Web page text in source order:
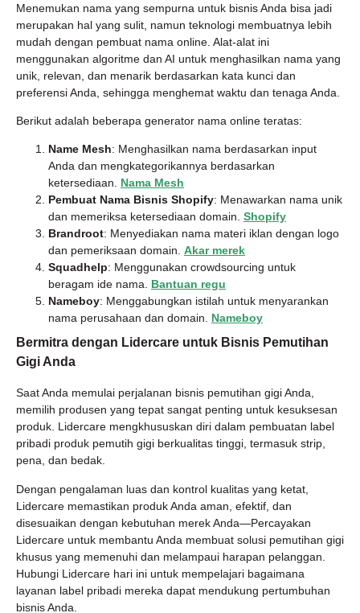
Menemukan nama yang sempurna untuk bisnis Anda bisa jadi
merupakan hal yang sulit, namun teknologi membuatnya lebih
mudah dengan pembuat nama online. Alat-alat ini
menggunakan algoritme dan AI untuk menghasilkan nama yang
unik, relevan, dan menarik berdasarkan kata kunci dan
preferensi Anda, sehingga menghemat waktu dan tenaga Anda.
Berikut adalah beberapa generator nama online teratas:
Name Mesh: Menghasilkan nama berdasarkan input
Anda dan mengkategorikannya berdasarkan
ketersediaan. Nama Mesh
Pembuat Nama Bisnis Shopify: Menawarkan nama unik
dan memeriksa ketersediaan domain. Shopify
Brandroot: Menyediakan nama materi iklan dengan logo
dan pemeriksaan domain. Akar merek
Squadhelp: Menggunakan crowdsourcing untuk
beragam ide nama. Bantuan regu
Nameboy: Menggabungkan istilah untuk menyarankan
nama perusahaan dan domain. Nameboy
Bermitra dengan Lidercare untuk Bisnis Pemutihan
Gigi Anda
Saat Anda memulai perjalanan bisnis pemutihan gigi Anda,
memilih produsen yang tepat sangat penting untuk kesuksesan
produk. Lidercare mengkhususkan diri dalam pembuatan label
pribadi produk pemutih gigi berkualitas tinggi, termasuk strip,
pena, dan bedak.
Dengan pengalaman luas dan kontrol kualitas yang ketat,
Lidercare memastikan produk Anda aman, efektif, dan
disesuaikan dengan kebutuhan merek Anda—Percayakan
Lidercare untuk membantu Anda membuat solusi pemutihan gigi
khusus yang memenuhi dan melampaui harapan pelanggan.
Hubungi Lidercare hari ini untuk mempelajari bagaimana
layanan label pribadi mereka dapat mendukung pertumbuhan
bisnis Anda.